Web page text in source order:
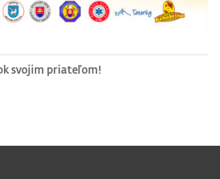
svojim priateľom!